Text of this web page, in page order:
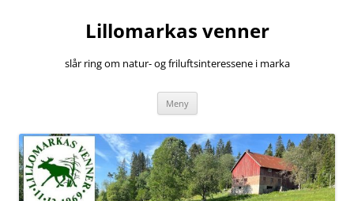
Lillomarkas venner
slår ring om natur- og friluftsinteressene i marka
Meny